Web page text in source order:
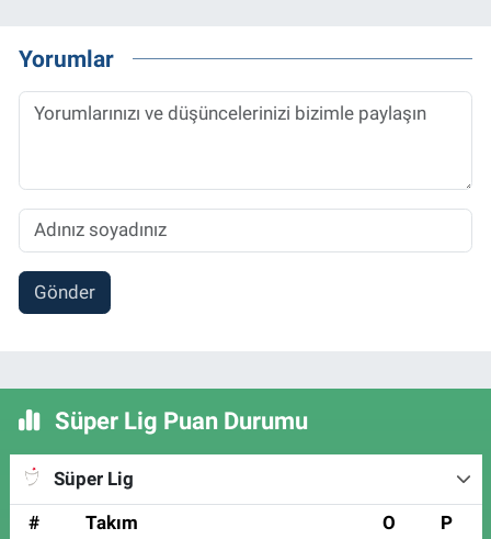
Yorumlar
Gönder
Süper Lig Puan Durumu
Süper Lig
#
Takım O P